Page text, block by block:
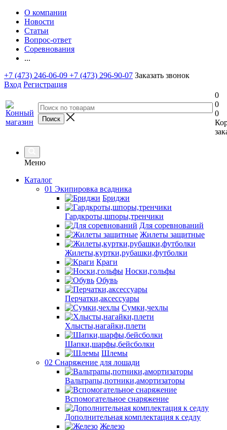
О компании
Новости
Статьи
Вопрос-ответ
Соревнования
...
+7 (473) 246-06-09 +7 (473) 296-90-07 Заказать звонок
Вход Регистрация
0
0
0
Меню
Каталог
01 Экипировка всадника
Бриджи
Гардкроты,шпоры,тренчики
Для соревнований
Жилеты защитные
Жилеты,куртки,рубашки,футболки
Краги
Носки,гольфы
Обувь
Перчатки,аксессуары
Сумки,чехлы
Хлысты,нагайки,плети
Шапки,шарфы,бейсболки
Шлемы
02 Снаряжение для лошади
Вальтрапы,потники,амортизаторы
Вспомогательное снаряжение
Дополнительная комплектация к седлу
Железо